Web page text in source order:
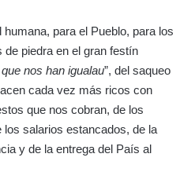
para el Pueblo, para los
piedra en el gran festín
nos han igualau”, del saqueo
cada vez más ricos con
que nos cobran, de los
los salarios estancados, de la
y de la entrega del País al